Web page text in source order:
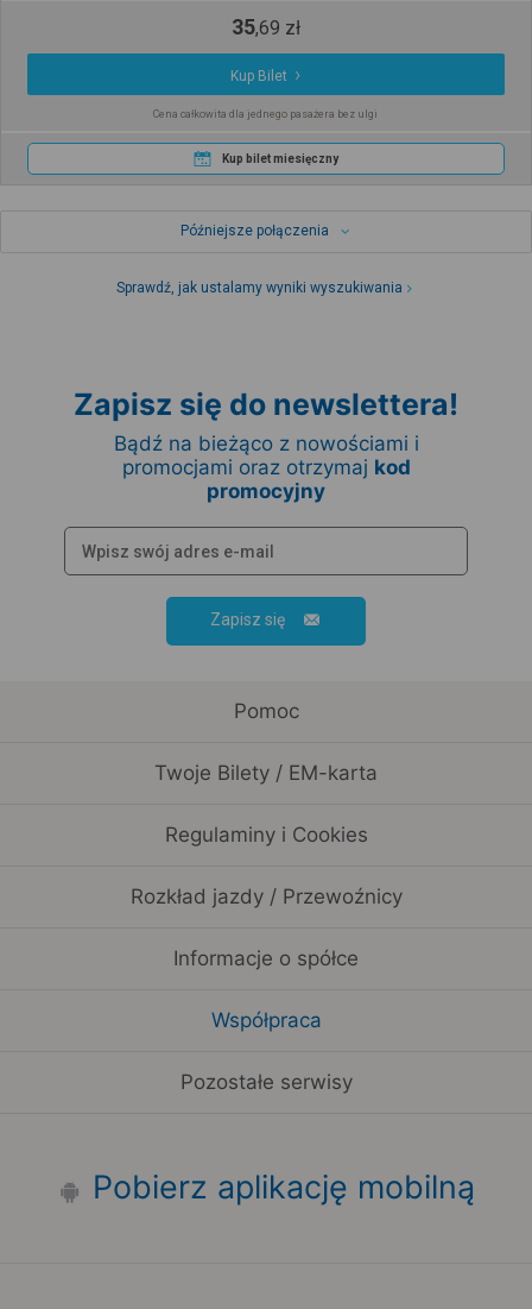
35,69 zł
Kup Bilet
Cena całkowita dla jednego pasażera bez ulgi
Kup bilet miesięczny
Późniejsze połączenia
Sprawdź, jak ustalamy wyniki wyszukiwania
Zapisz się do newslettera!
Bądź na bieżąco z nowościami i
promocjami oraz otrzymaj kod
promocyjny
Zapisz się
Pomoc
Twoje Bilety / EM-karta
Regulaminy i Cookies
Rozkład jazdy / Przewoźnicy
Informacje o spółce
Współpraca
Pozostałe serwisy
Pobierz aplikację mobilną